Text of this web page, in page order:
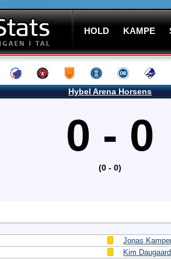
HOLD KAMPE
Hybel Arena Horsens
0 - 0
(0 - 0)
Jonas
Kim Daugaard